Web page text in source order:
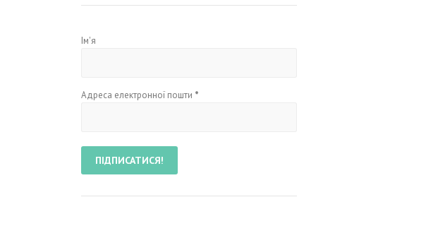
Ім'я
Адреса електронної пошти *